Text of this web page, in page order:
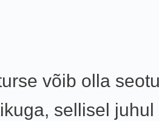
võib olla
sellisel juhul